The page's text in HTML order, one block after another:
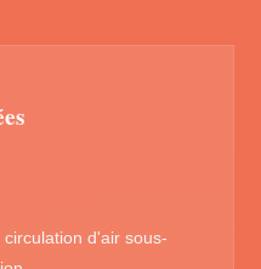
d'air sous-